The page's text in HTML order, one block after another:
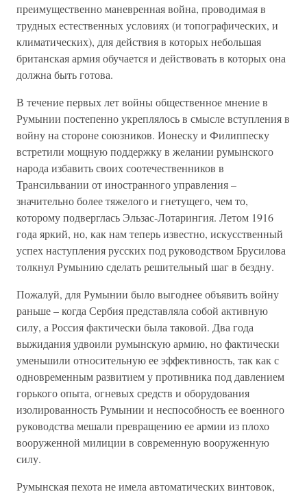
преимущественно маневренная война, проводимая в
трудных естественных условиях (и топографических, и
климатических), для действия в которых небольшая
британская армия обучается и действовать в которых она
должна быть готова.
В течение первых лет войны общественное мнение в
Румынии постепенно укреплялось в смысле вступления в
войну на стороне союзников. Ионеску и Филиппеску
встретили мощную поддержку в желании румынского
народа избавить своих соотечественников в
Трансильвании от иностранного управления –
значительно более тяжелого и гнетущего, чем то,
которому подверглась Эльзас-Лотарингия. Летом 1916
года яркий, но, как нам теперь известно, искусственный
успех наступления русских под руководством Брусилова
толкнул Румынию сделать решительный шаг в бездну.
Пожалуй, для Румынии было выгоднее объявить войну
раньше – когда Сербия представляла собой активную
силу, а Россия фактически была таковой. Два года
выжидания удвоили румынскую армию, но фактически
уменьшили относительную ее эффективность, так как с
одновременным развитием у противника под давлением
горького опыта, огневых средств и оборудования
изолированность Румынии и неспособность ее военного
руководства мешали превращению ее армии из плохо
вооруженной милиции в современную вооруженную
силу.
Румынская пехота не имела автоматических винтовок,